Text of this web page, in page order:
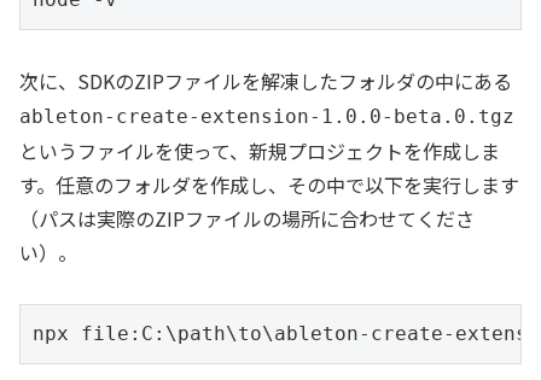
次に、SDKのZIPファイルを解凍したフォルダの中にある
ableton-create-extension-1.0.0-beta.0.tgz
というファイルを使って、新規プロジェクトを作成しま
す。任意のフォルダを作成し、その中で以下を実行します
（パスは実際のZIPファイルの場所に合わせてくださ
い）。